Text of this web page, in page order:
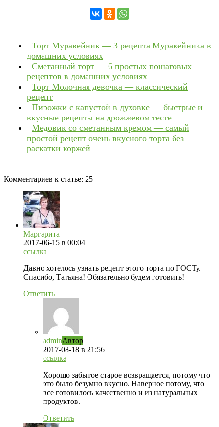
Торт Муравейник — 3 рецепта Муравейника в
домашних условиях
Сметанный торт — 6 простых пошаговых
рецептов в домашних условиях
Торт Молочная девочка — классический
рецепт
Пирожки с капустой в духовке — быстрые и
вкусные рецепты на дрожжевом тесте
Медовик со сметанным кремом — самый
простой рецепт очень вкусного торта без
раскатки коржей
Комментариев к статье: 25
Маргарита
2017-06-15 в 00:04
ссылка
Давно хотелось узнать рецепт этого торта по ГОСТу.
Спасибо, Татьяна! Обязательно будем готовить!
Ответить
adminАвтор
2017-08-18 в 21:56
ссылка
Хорошо забытое старое возвращается, потому что
это было безумно вкусно. Наверное потому, что
все готовилось качественно и из натуральных
продуктов.
Ответить